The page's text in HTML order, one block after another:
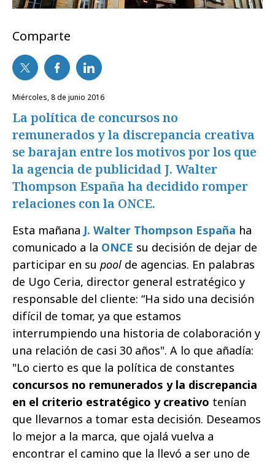
Comparte
miércoles, 8 de junio 2016
La política de concursos no
remunerados y la discrepancia creativa
se barajan entre los motivos por los que
la agencia de publicidad J. Walter
Thompson España ha decidido romper
relaciones con la ONCE.
Esta mañana J. Walter Thompson España ha
comunicado a la ONCE su decisión de dejar de
participar en su pool de agencias. En palabras
de Ugo Ceria, director general estratégico y
responsable del cliente: “Ha sido una decisión
difícil de tomar, ya que estamos
interrumpiendo una historia de colaboración y
una relación de casi 30 años". A lo que añadía:
"Lo cierto es que la política de constantes
concursos no remunerados y la discrepancia
en el criterio estratégico y creativo tenían
que llevarnos a tomar esta decisión. Deseamos
lo mejor a la marca, que ojalá vuelva a
encontrar el camino que la llevó a ser uno de